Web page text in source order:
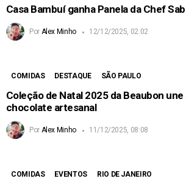
Casa Bambuí ganha Panela da Chef
Por Alex Minho 12/12/2025, 02:02
COMIDAS DESTAQUE SÃO PAULO
Coleção de Natal 2025 da Beaubon une
chocolate artesanal
Por Alex Minho 11/12/2025, 08:08
COMIDAS EVENTOS RIO DE JANEIRO